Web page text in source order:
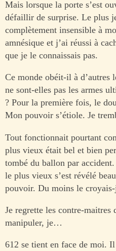
Mais lorsque la porte s’est
défaillir de surprise. Le plus
complètement insensible à
amnésique et j’ai réussi à
que je le connaissais pas.
Ce monde obéit-il à
ne sont-elles pas les armes
? Pour la première fois, le
Mon pouvoir s’étiole. Je
Tout fonctionnait pourtant
plus vieux était bel et bien
tombé du ballon par
le plus vieux s’est révélé
pouvoir. Du moins le
Je regrette les contre-
manipuler, je…
612 se tient en face de moi.